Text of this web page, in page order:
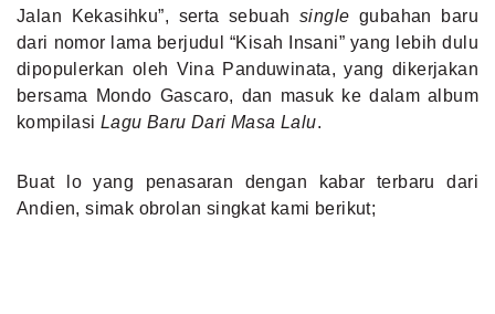
Jalan Kekasihku”, serta sebuahsingle gubahan baru
dari nomor lama berjudul “Kisah Insani” yang lebih dulu
dipopulerkan oleh Vina Panduwinata, yang dikerjakan
bersama Mondo Gascaro, dan masuk ke dalam album
kompilasiLagu Baru Dari Masa Lalu.
Buat lo yang penasaran dengan kabar terbaru dari
Andien, simak obrolan singkat kami berikut;